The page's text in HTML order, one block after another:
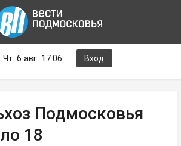
Чт. 6 авг. 17:06 Вход
Подмосковья
18